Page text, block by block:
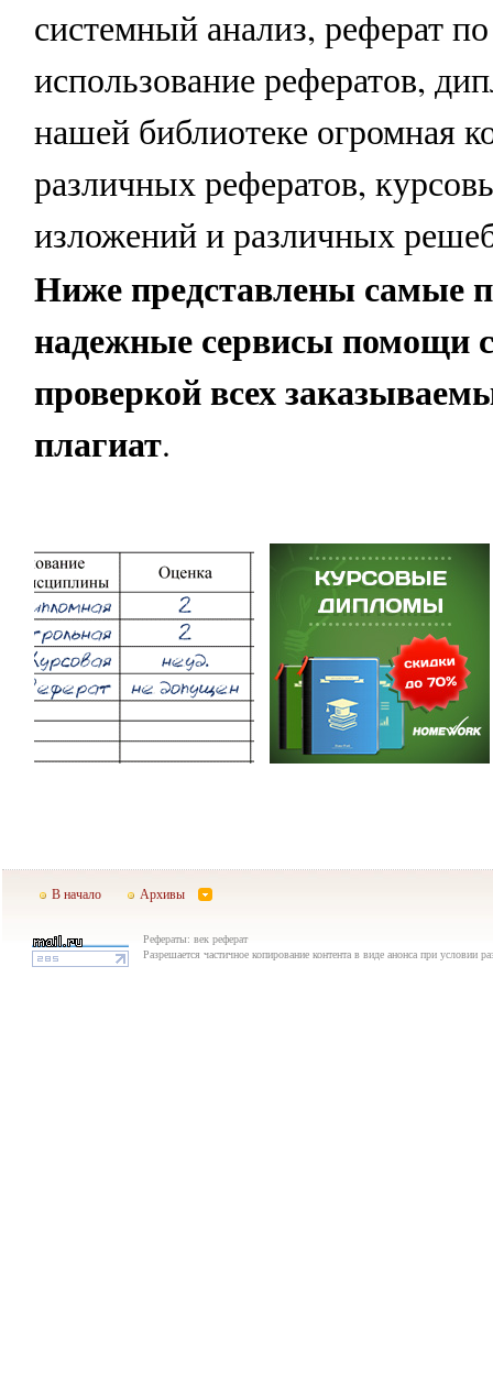
системный анализ, реферат
использование рефератов,
нашей библиотеке огромная
различных рефератов,
изложений и различных
Ниже представлены самые
надежные сервисы помощи
проверкой всех
плагиат.
В начало Архивы
Рефераты: век реферат
Разрешается частичное копирование контента в виде анонса при условии